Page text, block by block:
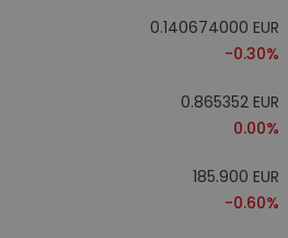
0.140674000 EUR
-0.30%
0.865352 EUR
0.00%
185.900 EUR
-0.60%